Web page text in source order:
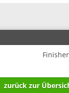
zurück zur